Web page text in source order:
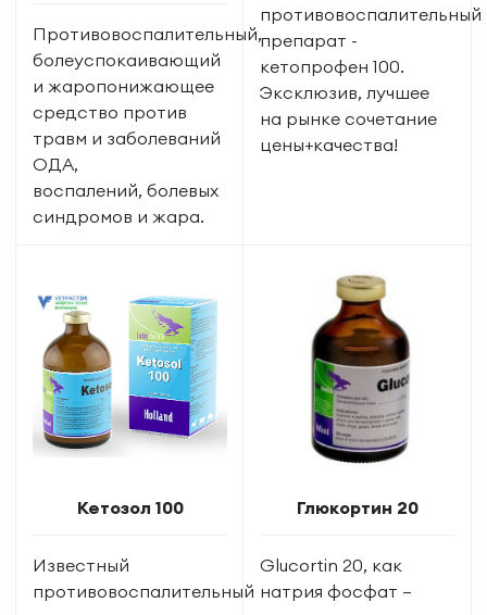
Противовоспалительный,
болеуспокаивающий
и жаропонижающее
средство против
травм и заболеваний
ОДА,
воспалений, болевых
синдромов и жара.
противовоспалительный
препарат -
кетопрофен 100.
Эксклюзив, лучшее
на рынке сочетание
цены+качества!
Кетозол 100
Известный
противовоспалительный
Глюкортин 20
Glucortin 20, как
натрия фосфат —